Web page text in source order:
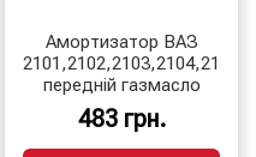
Амортизатор ВАЗ
передній газмасло
483 грн.